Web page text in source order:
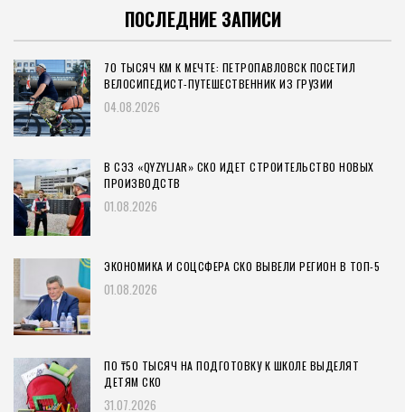
ПОСЛЕДНИЕ ЗАПИСИ
70 ТЫСЯЧ КМ К МЕЧТЕ: ПЕТРОПАВЛОВСК ПОСЕТИЛ
ВЕЛОСИПЕДИСТ-ПУТЕШЕСТВЕННИК ИЗ ГРУЗИИ
04.08.2026
В СЭЗ «QYZYLJAR» СКО ИДЕТ СТРОИТЕЛЬСТВО НОВЫХ
ПРОИЗВОДСТВ
01.08.2026
ЭКОНОМИКА И СОЦСФЕРА СКО ВЫВЕЛИ РЕГИОН В ТОП-5
01.08.2026
ПО ₸50 ТЫСЯЧ НА ПОДГОТОВКУ К ШКОЛЕ ВЫДЕЛЯТ
ДЕТЯМ СКО
31.07.2026